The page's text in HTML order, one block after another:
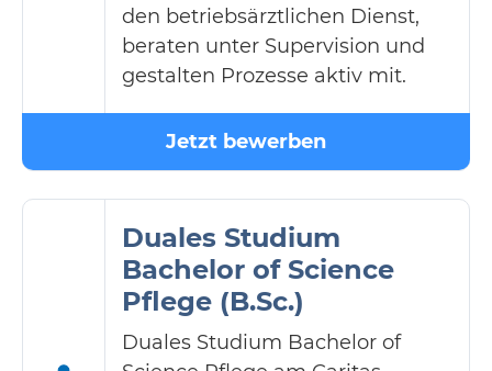
den betriebsärztlichen Dienst,
beraten unter Supervision und
gestalten Prozesse aktiv mit.
Jetzt bewerben
Duales Studium
Bachelor of Science
Pflege (B.Sc.)
Duales Studium Bachelor of